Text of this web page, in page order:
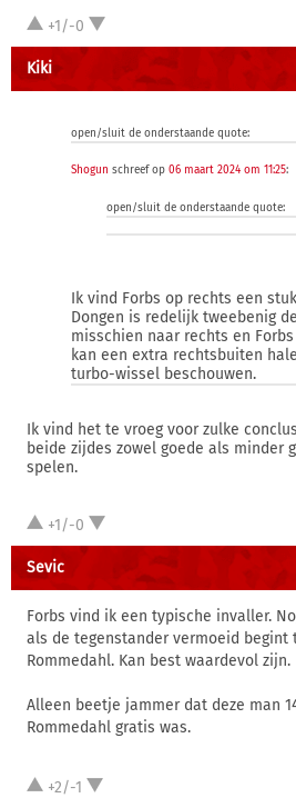
+1/-0
Kiki
open/sluit de onderstaande quote:
Shogun schreef op 06 maart 2024 om 11:25:
open/sluit de onderstaande quote:
Ik vind Forbs op rechts een
Dongen is redelijk tweebenig
misschien naar rechts en
kan een extra rechtsbuiten
turbo-wissel beschouwen.
Ik vind het te vroeg voor zulke
beide zijdes zowel goede als minder
spelen.
+1/-0
Sevic
Forbs vind ik een typische invaller.
als de tegenstander vermoeid begint
Rommedahl. Kan best waardevol zijn.
Alleen beetje jammer dat deze man
Rommedahl gratis was.
+2/-1